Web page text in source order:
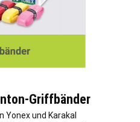
Griffbänder
Yonex und Karakal